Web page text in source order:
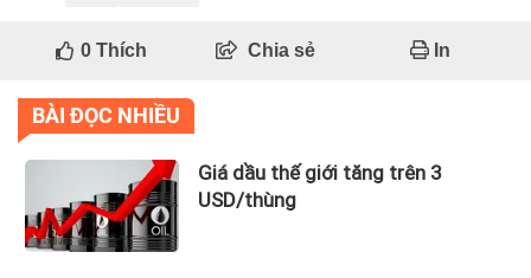
0Thích Chia sẻ In
BÀI ĐỌC NHIỀU
Giá dầu thế giới tăng trên 3
USD/thùng